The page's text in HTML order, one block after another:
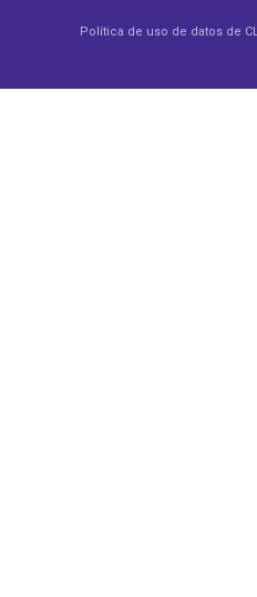
Política de uso de datos de